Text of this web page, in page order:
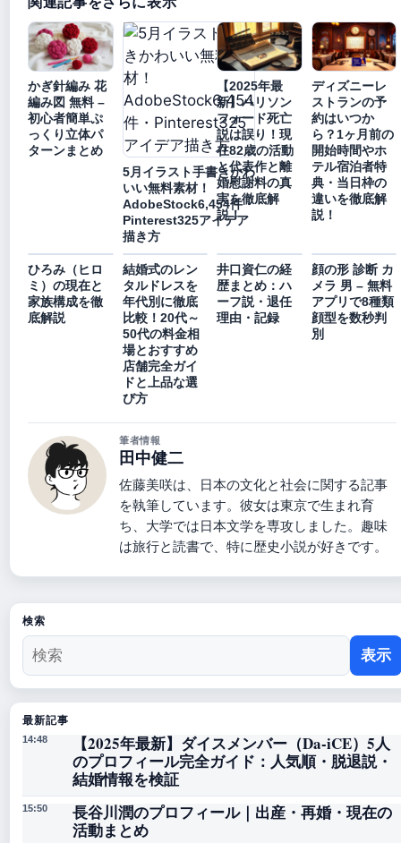
かぎ針編み 花
編み図 無料 –
初心者簡単ぷ
っくり立体パ
ターンまとめ
5月イラスト手書きかわ
いい無料素材！
AdobeStock6,454件・
Pinterest325アイデア
描き方
【2025年最
新】ハリソン
フォード死亡
説は誤り！現
在82歳の活動
と代表作と離
婚慰謝料の真
実を徹底解
説！
ディズニーレ
ストランの予
約はいつか
ら？1ヶ月前の
開始時間やホ
テル宿泊者特
典・当日枠の
違いを徹底解
説！
ひろみ（ヒロ
ミ）の現在と
家族構成を徹
底解説
結婚式のレン
タルドレスを
年代別に徹底
比較！20代～
50代の料金相
場とおすすめ
店舗完全ガイ
ドと上品な選
び方
井口資仁の経
歴まとめ：ハ
ーフ説・退任
理由・記録
顔の形 診断 カ
メラ 男 – 無料
アプリで8種類
顔型を数秒判
別
筆者情報
田中健二
佐藤美咲は、日本の文化と社会に関する記事
を執筆しています。彼女は東京で生まれ育
ち、大学では日本文学を専攻しました。趣味
は旅行と読書で、特に歴史小説が好きです。
検索
表示
最新記事
14:48
【2025年最新】ダイスメンバー（Da-iCE）5人
のプロフィール完全ガイド：人気順・脱退説・
結婚情報を検証
15:50
長谷川潤のプロフィール｜出産・再婚・現在の
活動まとめ